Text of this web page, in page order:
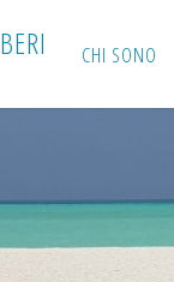
BERI CHI SONO